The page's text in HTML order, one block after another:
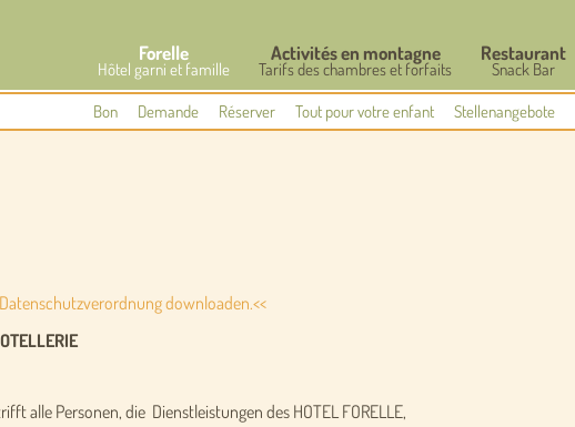
Forelle
Hôtel garni et famille
Activités en montagne
Tarifs des chambres et forfaits
Restaurant
Snack Bar
Bon Demande Réserver Tout pour votre enfant Stellenangebote
downloaden.<<
alle Personen, die Dienstleistungen des HOTEL FORELLE,